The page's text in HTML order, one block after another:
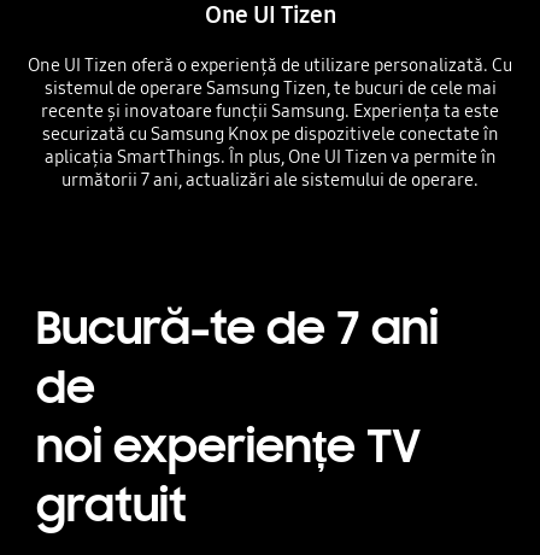
One UI Tizen
One UI Tizen oferă o experiență de utilizare personalizată. Cu
sistemul de operare Samsung Tizen, te bucuri de cele mai
recente și inovatoare funcții Samsung. Experiența ta este
securizată cu Samsung Knox pe dispozitivele conectate în
aplicația SmartThings. În plus, One UI Tizen va permite în
următorii 7 ani, actualizări ale sistemului de operare.
Bucură-te de 7 ani
de
noi experiențe TV
gratuit